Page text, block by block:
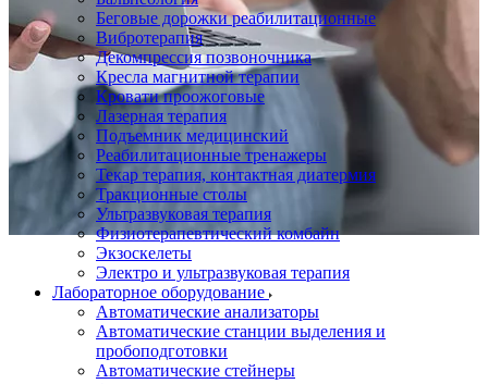
Беговые дорожки реабилитационные
Вибротерапия
Декомпрессия позвоночника
Кресла магнитной терапии
Кровати проожоговые
Лазерная терапия
Подъемник медицинский
Реабилитационные тренажеры
Текар терапия, контактная диатермия
Тракционные столы
Ультразвуковая терапия
Физиотерапевтический комбайн
Экзоскелеты
Электро и ультразвуковая терапия
Лабораторное оборудование
Автоматические анализаторы
Автоматические станции выделения и
пробоподготовки
Автоматические стейнеры